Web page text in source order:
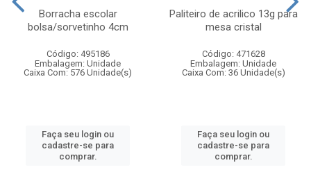
Borracha escolar
bolsa/sorvetinho 4cm
Código: 495186
Embalagem: Unidade
Caixa Com: 576 Unidade(s)
Faça seu login ou
cadastre-se para
comprar.
Paliteiro de acrilico 13g para
mesa cristal
Código: 471628
Embalagem: Unidade
Caixa Com: 36 Unidade(s)
Faça seu login ou
cadastre-se para
comprar.